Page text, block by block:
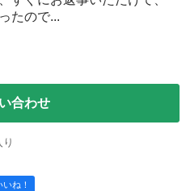
たので...
合わせ
いね！